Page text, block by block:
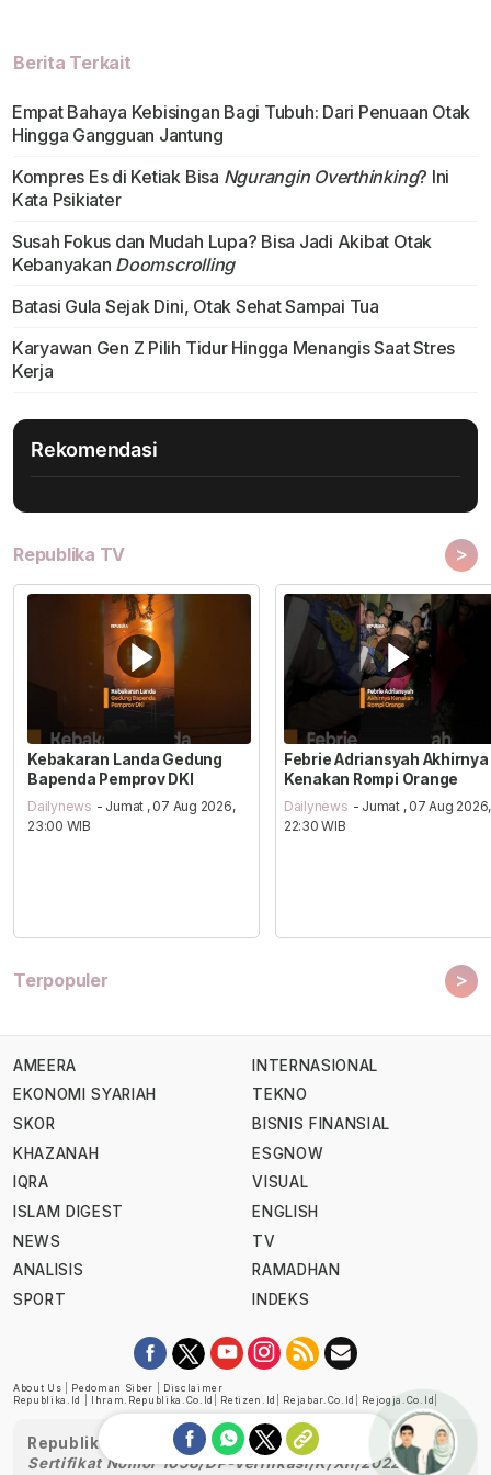
Berita Terkait
Empat Bahaya Kebisingan Bagi Tubuh: Dari Penuaan Otak
Hingga Gangguan Jantung
Kompres Es di Ketiak Bisa Ngurangin Overthinking? Ini
Kata Psikiater
Susah Fokus dan Mudah Lupa? Bisa Jadi Akibat Otak
Kebanyakan Doomscrolling
Batasi Gula Sejak Dini, Otak Sehat Sampai Tua
Karyawan Gen Z Pilih Tidur Hingga Menangis Saat Stres
Kerja
Rekomendasi
Republika TV >
Kebakaran Landa Gedung
Bapenda Pemprov DKI
Dailynews - Jumat , 07 Aug 2026,
23:00 WIB
Febrie Adriansyah Akhirnya
Kenakan Rompi Orange
Dailynews - Jumat , 07 Aug 2026,
22:30 WIB
Terpopuler >
AMEERA
EKONOMI SYARIAH
SKOR
KHAZANAH
IQRA
ISLAM DIGEST
NEWS
ANALISIS
SPORT
INTERNASIONAL
TEKNO
BISNIS FINANSIAL
ESGNOW
VISUAL
ENGLISH
TV
RAMADHAN
INDEKS
About Us Pedoman Siber
Disclaimer
Republika.id
Ihram.republika.co.id Retizen.id Rejabar.co.id Rejogja.co.id
Republika telah diverifikasi oleh Dewan Pers
Sertifikat Nomor 1058/DP-Verifikasi/K/XII/2022